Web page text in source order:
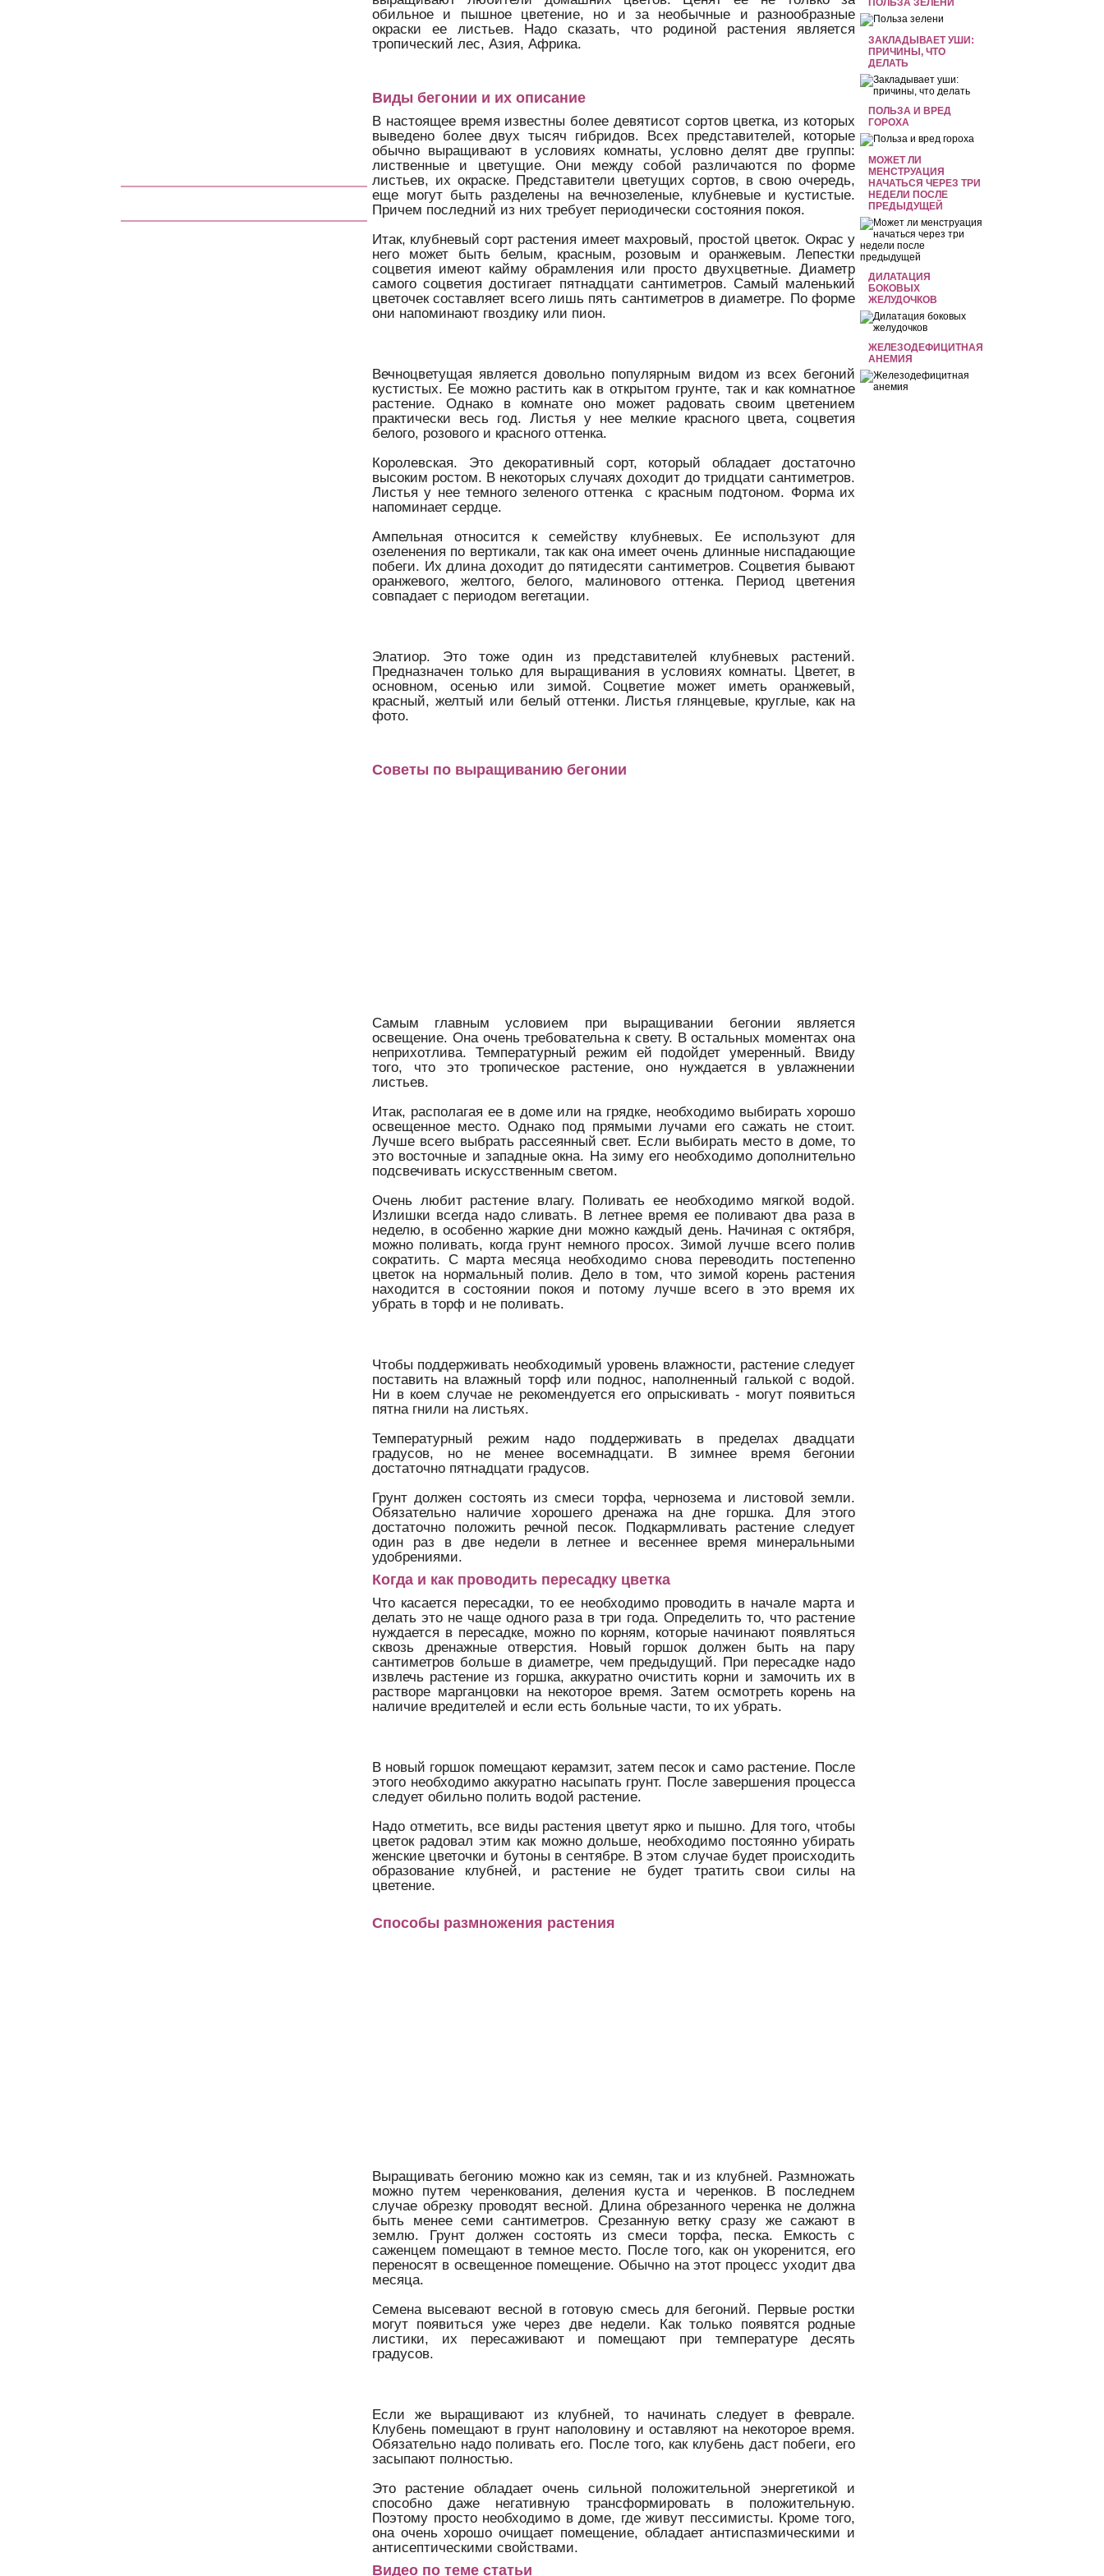
ПОЛЬЗА ЗЕЛЕНИ
ЗАКЛАДЫВАЕТ УШИ:
ПРИЧИНЫ, ЧТО
ДЕЛАТЬ
ПОЛЬЗА И ВРЕД
ГОРОХА
МОЖЕТ ЛИ
МЕНСТРУАЦИЯ
НАЧАТЬСЯ ЧЕРЕЗ ТРИ
НЕДЕЛИ ПОСЛЕ
ПРЕДЫДУЩЕЙ
ДИЛАТАЦИЯ
БОКОВЫХ
ЖЕЛУДОЧКОВ
ЖЕЛЕЗОДЕФИЦИТНАЯ
АНЕМИЯ
обильное и пышное цветение, но и за необычные и разнообразные
окраски ее листьев. Надо сказать, что родиной растения является
тропический лес, Азия, Африка.
Виды бегонии и их описание
В настоящее время известны более девятисот сортов цветка, из которых
выведено более двух тысяч гибридов. Всех представителей, которые
обычно выращивают в условиях комнаты, условно делят две группы:
лиственные и цветущие. Они между собой различаются по форме
листьев, их окраске. Представители цветущих сортов, в свою очередь,
еще могут быть разделены на вечнозеленые, клубневые и кустистые.
Причем последний из них требует периодически состояния покоя.
Итак, клубневый сорт растения имеет махровый, простой цветок. Окрас у
него может быть белым, красным, розовым и оранжевым. Лепестки
соцветия имеют кайму обрамления или просто двухцветные. Диаметр
самого соцветия достигает пятнадцати сантиметров. Самый маленький
цветочек составляет всего лишь пять сантиметров в диаметре. По форме
они напоминают гвоздику или пион.
Вечноцветущая является довольно популярным видом из всех бегоний
кустистых. Ее можно растить как в открытом грунте, так и как комнатное
растение. Однако в комнате оно может радовать своим цветением
практически весь год. Листья у нее мелкие красного цвета, соцветия
белого, розового и красного оттенка.
Королевская. Это декоративный сорт, который обладает достаточно
высоким ростом. В некоторых случаях доходит до тридцати сантиметров.
Листья у нее темного зеленого оттенка с красным подтоном. Форма их
напоминает сердце.
Ампельная относится к семейству клубневых. Ее используют для
озеленения по вертикали, так как она имеет очень длинные ниспадающие
побеги. Их длина доходит до пятидесяти сантиметров. Соцветия бывают
оранжевого, желтого, белого, малинового оттенка. Период цветения
совпадает с периодом вегетации.
Элатиор. Это тоже один из представителей клубневых растений.
Предназначен только для выращивания в условиях комнаты. Цветет, в
основном, осенью или зимой. Соцветие может иметь оранжевый,
красный, желтый или белый оттенки. Листья глянцевые, круглые, как на
фото.
Советы по выращиванию бегонии
Самым главным условием при выращивании бегонии является
освещение. Она очень требовательна к свету. В остальных моментах она
неприхотлива. Температурный режим ей подойдет умеренный. Ввиду
того, что это тропическое растение, оно нуждается в увлажнении
листьев.
Итак, располагая ее в доме или на грядке, необходимо выбирать хорошо
освещенное место. Однако под прямыми лучами его сажать не стоит.
Лучше всего выбрать рассеянный свет. Если выбирать место в доме, то
это восточные и западные окна. На зиму его необходимо дополнительно
подсвечивать искусственным светом.
Очень любит растение влагу. Поливать ее необходимо мягкой водой.
Излишки всегда надо сливать. В летнее время ее поливают два раза в
неделю, в особенно жаркие дни можно каждый день. Начиная с октября,
можно поливать, когда грунт немного просох. Зимой лучше всего полив
сократить. С марта месяца необходимо снова переводить постепенно
цветок на нормальный полив. Дело в том, что зимой корень растения
находится в состоянии покоя и потому лучше всего в это время их
убрать в торф и не поливать.
Чтобы поддерживать необходимый уровень влажности, растение следует
поставить на влажный торф или поднос, наполненный галькой с водой.
Ни в коем случае не рекомендуется его опрыскивать - могут появиться
пятна гнили на листьях.
Температурный режим надо поддерживать в пределах двадцати
градусов, но не менее восемнадцати. В зимнее время бегонии
достаточно пятнадцати градусов.
Грунт должен состоять из смеси торфа, чернозема и листовой земли.
Обязательно наличие хорошего дренажа на дне горшка. Для этого
достаточно положить речной песок. Подкармливать растение следует
один раз в две недели в летнее и весеннее время минеральными
удобрениями.
Когда и как проводить пересадку цветка
Что касается пересадки, то ее необходимо проводить в начале марта и
делать это не чаще одного раза в три года. Определить то, что растение
нуждается в пересадке, можно по корням, которые начинают появляться
сквозь дренажные отверстия. Новый горшок должен быть на пару
сантиметров больше в диаметре, чем предыдущий. При пересадке надо
извлечь растение из горшка, аккуратно очистить корни и замочить их в
растворе марганцовки на некоторое время. Затем осмотреть корень на
наличие вредителей и если есть больные части, то их убрать.
В новый горшок помещают керамзит, затем песок и само растение. После
этого необходимо аккуратно насыпать грунт. После завершения процесса
следует обильно полить водой растение.
Надо отметить, все виды растения цветут ярко и пышно. Для того, чтобы
цветок радовал этим как можно дольше, необходимо постоянно убирать
женские цветочки и бутоны в сентябре. В этом случае будет происходить
образование клубней, и растение не будет тратить свои силы на
цветение.
Способы размножения растения
Выращивать бегонию можно как из семян, так и из клубней. Размножать
можно путем черенкования, деления куста и черенков. В последнем
случае обрезку проводят весной. Длина обрезанного черенка не должна
быть менее семи сантиметров. Срезанную ветку сразу же сажают в
землю. Грунт должен состоять из смеси торфа, песка. Емкость с
саженцем помещают в темное место. После того, как он укоренится, его
переносят в освещенное помещение. Обычно на этот процесс уходит два
месяца.
Семена высевают весной в готовую смесь для бегоний. Первые ростки
могут появиться уже через две недели. Как только появятся родные
листики, их пересаживают и помещают при температуре десять
градусов.
Если же выращивают из клубней, то начинать следует в феврале.
Клубень помещают в грунт наполовину и оставляют на некоторое время.
Обязательно надо поливать его. После того, как клубень даст побеги, его
засыпают полностью.
Это растение обладает очень сильной положительной энергетикой и
способно даже негативную трансформировать в положительную.
Поэтому просто необходимо в доме, где живут пессимисты. Кроме того,
она очень хорошо очищает помещение, обладает антиспазмическими и
антисептическими свойствами.
Видео по теме статьи